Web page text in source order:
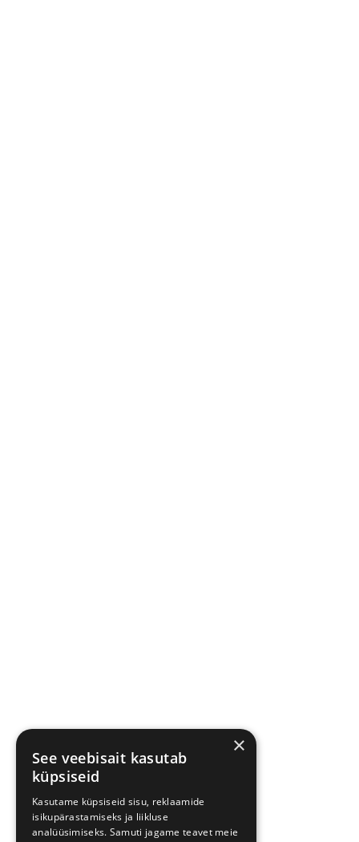
×
See veebisait kasutab
küpsiseid
Kasutame küpsiseid sisu, reklaamide
isikupärastamiseks ja liikluse
analüüsimiseks. Samuti jagame teavet meie